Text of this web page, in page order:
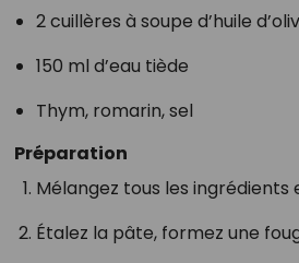
2 cuillères à soupe d’huile
150 ml d’eau tiède
Thym, romarin, sel
Préparation
Mélangez tous les ingrédients
Étalez la pâte, formez une